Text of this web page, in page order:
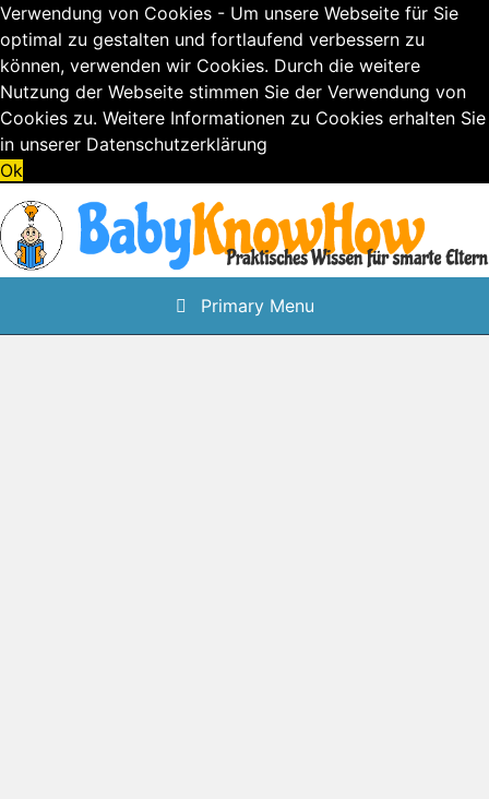
Verwendung von Cookies - Um unsere Webseite für Sie
optimal zu gestalten und fortlaufend verbessern zu
können, verwenden wir Cookies. Durch die weitere
Nutzung der Webseite stimmen Sie der Verwendung von
Cookies zu. Weitere Informationen zu Cookies erhalten Sie
in unserer Datenschutzerklärung
Ok
Skip
to
content
Primary Menu